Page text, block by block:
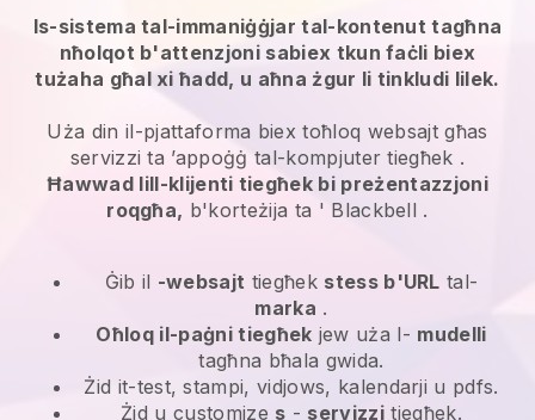
Is-sistema tal-immaniġġjar tal-kontenut tagħna
nħolqot b'attenzjoni sabiex tkun faċli biex
tużaha għal xi ħadd, u aħna żgur li tinkludi lilek.
Uża din il-pjattaforma biex toħloq websajt għas
servizzi ta ’appoġġ tal-kompjuter tiegħek .
Ħawwad lill-klijenti tiegħek bi preżentazzjoni
roqgħa, b'korteżija ta ' Blackbell .
Ġib il -websajt tiegħek stess b'URL tal-
marka .
Oħloq il-paġni tiegħek jew uża l- mudelli
tagħna bħala gwida.
Żid it-test, stampi, vidjows, kalendarji u pdfs.
Żid u customize s - servizzi tiegħek.